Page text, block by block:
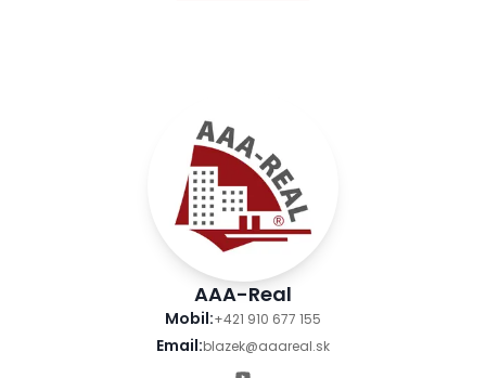
AAA-Real
Mobil:+421 910 677 155
Email:blazek@aaareal.sk